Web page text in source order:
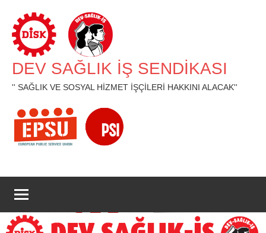
geç
DEV SAĞLIK İŞ SENDİKASI
'' SAĞLIK VE SOSYAL HİZMET İŞÇİLERİ HAKKINI ALACAK''